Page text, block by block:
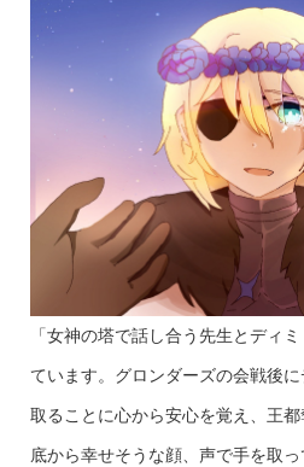
「女神の塔で話し合う先生とディ
ています。グロンダーズの会戦後
取ることに心から安心を覚え、王
底から幸せそうな顔、声で手を取